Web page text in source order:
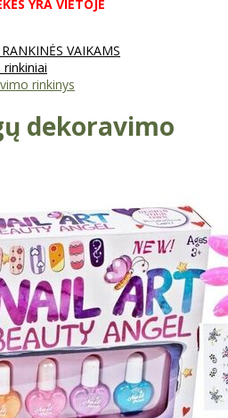
YRA VIETOJE
VAIKAMS
rinkinys
dekoravimo